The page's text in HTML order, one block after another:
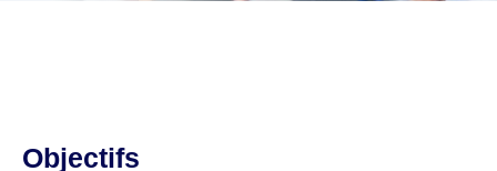
Objectifs